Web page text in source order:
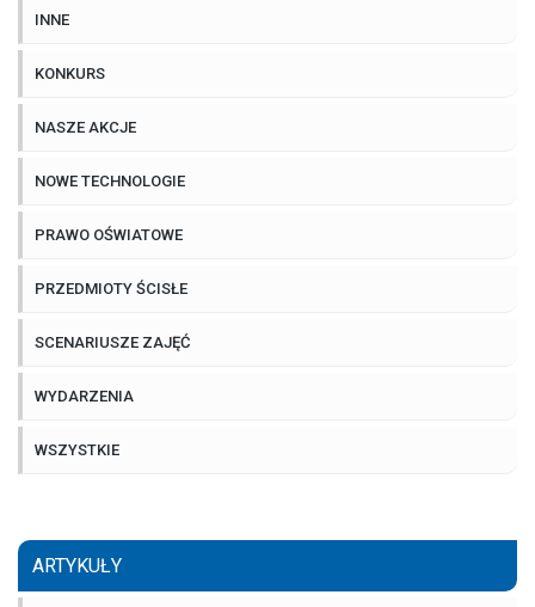
INNE
KONKURS
NASZE AKCJE
NOWE TECHNOLOGIE
PRAWO OŚWIATOWE
PRZEDMIOTY ŚCISŁE
SCENARIUSZE ZAJĘĆ
WYDARZENIA
WSZYSTKIE
ARTYKUŁY